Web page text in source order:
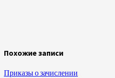
Похожие записи
Приказы о зачислении